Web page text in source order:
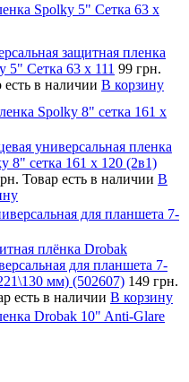
Spolky 5" Сетка 63 x
защитная пленка
5" Сетка 63 x 111 99 грн.
есть в наличии В корзину
Spolky 8" сетка 161 х
универсальная пленка
8" сетка 161 х 120 (2в1)
Товар есть в наличии В
для планшета 7-
плёнка Drobak
для планшета 7-
мм) (502607) 149 грн.
есть в наличии В корзину
Drobak 10" Anti-Glare